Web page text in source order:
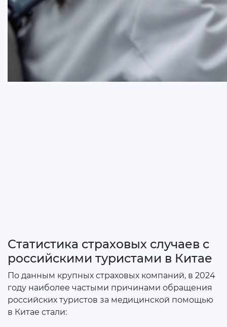
Статистика страховых случаев с
российскими туристами в Китае
По данным крупных страховых компаний, в 2024
году наиболее частыми причинами обращения
российских туристов за медицинской помощью
в Китае стали: